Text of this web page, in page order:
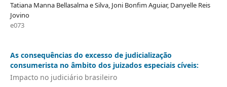
Tatiana Manna Bellasalma e Silva, Joni Bonfim Aguiar, Danyelle Reis
Jovino
e073
As consequências do excesso de judicialização
consumerista no âmbito dos juizados especiais cíveis:
Impacto no judiciário brasileiro